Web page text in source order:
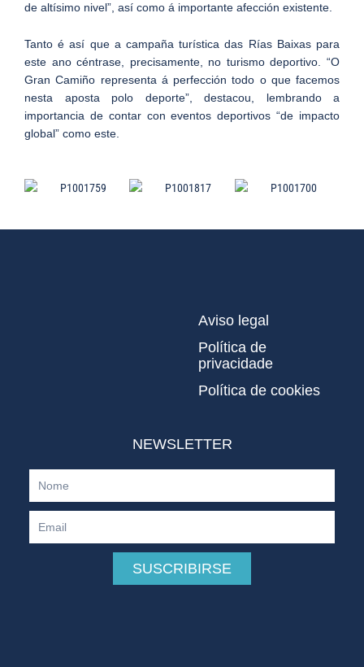
de altísimo nivel”, así como á importante afección existente.
Tanto é así que a campaña turística das Rías Baixas para
este ano céntrase, precisamente, no turismo deportivo. “O
Gran Camiño representa á perfección todo o que facemos
nesta aposta polo deporte”, destacou, lembrando a
importancia de contar con eventos deportivos “de impacto
global” como este.
Aviso legal
Política de
privacidade
Política de cookies
NEWSLETTER
SUSCRIBIRSE